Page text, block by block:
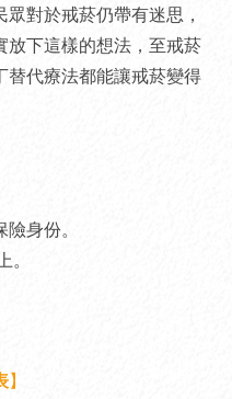
對於戒菸仍帶有迷思，
放下這樣的想法，至戒菸
替代療法都能讓戒菸變得
身份。
】